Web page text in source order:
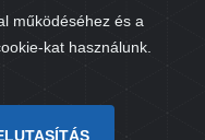
működéséhez és a
kat használunk.